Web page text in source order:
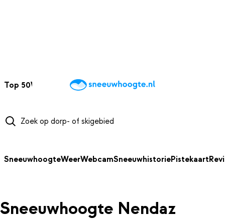
Top 50Webcams WintersportweerKaarten
SneeuwhoogteWeerWebcamSneeuwhistoriePistekaart
Sneeuwhoogte Nendaz